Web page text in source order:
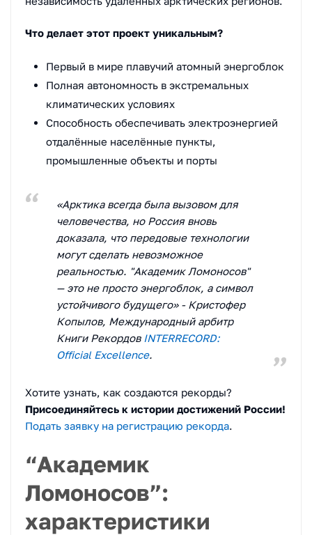
Что делает этот проект уникальным?
Первый в мире плавучий атомный энергоблок
Полная автономность в экстремальных
климатических условиях
Способность обеспечивать электроэнергией
отдалённые населённые пункты,
промышленные объекты и порты
«Арктика всегда была вызовом для
человечества, но Россия вновь
доказала, что передовые технологии
могут сделать невозможное
реальностью. "Академик Ломоносов"
— это не просто энергоблок, а символ
устойчивого будущего» - Кристофер
Копылов, Международный арбитр
Книги Рекордов INTERRECORD:
Official Excellence.
Хотите узнать, как создаются рекорды?
Присоединяйтесь к истории достижений России!
Подать заявку на регистрацию рекорда.
“Академик
Ломоносов”:
характеристики